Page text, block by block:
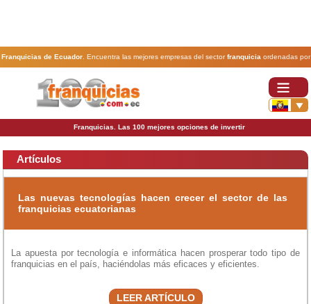
Franquicias de Ecuador. Encuentra las mejores empresas del sectorfranquicia ordenadas por
actividad. En www.100franquicias.com.ec encontrarás las más rentables, baratas y
Franquicias. Las 100 mejores opciones de invertir
Artículos
Las nuevas tecnologías hacen crecer el sector de las
franquicias ecuatorianas
La apuesta por tecnología e informática hacen prosperar todo tipo de
franquicias en el país, haciéndolas más eficaces y eficientes.
LEER ARTÍCULO